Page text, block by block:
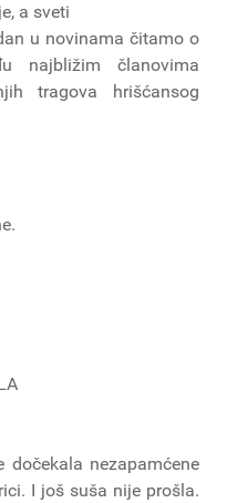
a sveti
u novinama čitamo o
najbližim članovima
tragova hrišćansog
nezapamćene
I još suša nije prošla.